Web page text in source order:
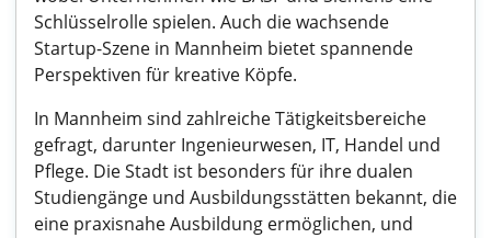
Schlüsselrolle spielen. Auch die wachsende
Startup-Szene in Mannheim bietet spannende
Perspektiven für kreative Köpfe.
In Mannheim sind zahlreiche Tätigkeitsbereiche
gefragt, darunter Ingenieurwesen, IT, Handel und
Pflege. Die Stadt ist besonders für ihre dualen
Studiengänge und Ausbildungsstätten bekannt, die
eine praxisnahe Ausbildung ermöglichen, und